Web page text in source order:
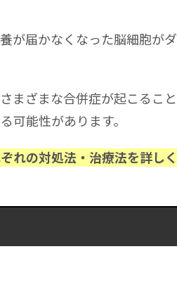
が届かなくなった脳細胞がダ
まざまな合併症が起こること
可能性があります。
れの対処法・治療法を詳しく